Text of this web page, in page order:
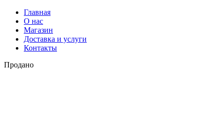
Главная
О нас
Магазин
Доставка и услуги
Контакты
Продано